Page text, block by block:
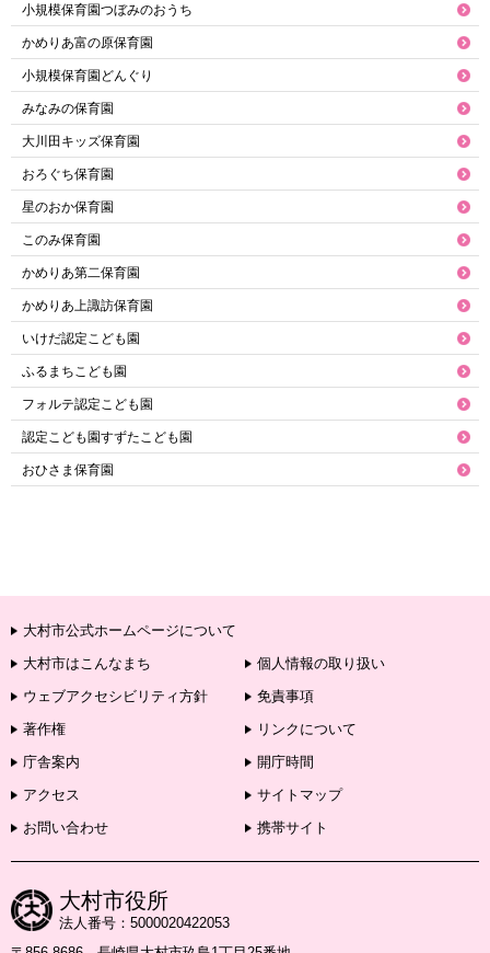
小規模保育園つぼみのおうち
かめりあ富の原保育園
小規模保育園どんぐり
みなみの保育園
大川田キッズ保育園
おろぐち保育園
星のおか保育園
このみ保育園
かめりあ第二保育園
かめりあ上諏訪保育園
いけだ認定こども園
ふるまちこども園
フォルテ認定こども園
認定こども園すずたこども園
おひさま保育園
大村市公式ホームページについて
大村市はこんなまち
個人情報の取り扱い
ウェブアクセシビリティ方針
免責事項
著作権
リンクについて
庁舎案内
開庁時間
アクセス
サイトマップ
お問い合わせ
携帯サイト
大村市役所
法人番号：5000020422053